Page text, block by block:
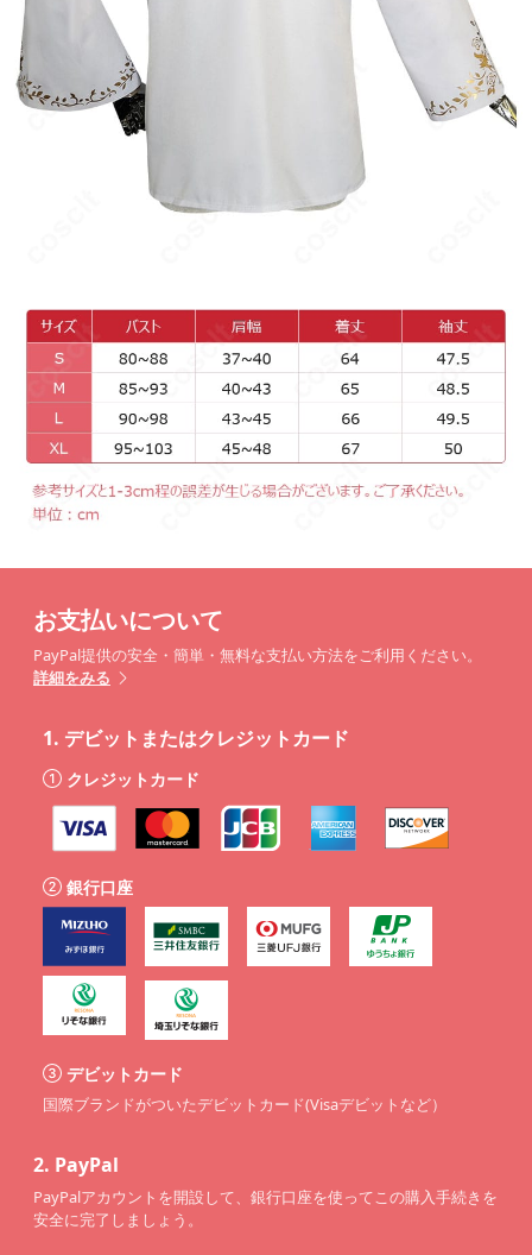
お支払いについて
PayPal提供の安全・簡単・無料な支払い方法をご利用ください。
詳細をみる
1. デビットまたはクレジットカード
クレジットカード
銀行口座
デビットカード
国際ブランドがついたデビットカード(Visaデビットなど）
2. PayPal
PayPalアカウントを開設して、銀行口座を使ってこの購入手続きを
安全に完了しましょう。